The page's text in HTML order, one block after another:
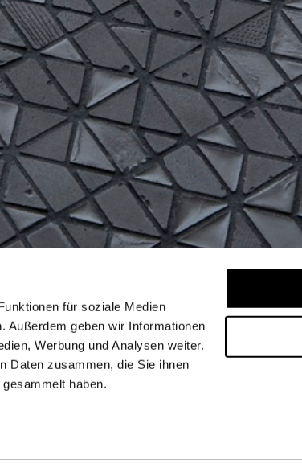
für soziale Medien
Außerdem geben wir Informationen
Werbung und Analysen weiter.
Daten zusammen, die Sie ihnen
haben.